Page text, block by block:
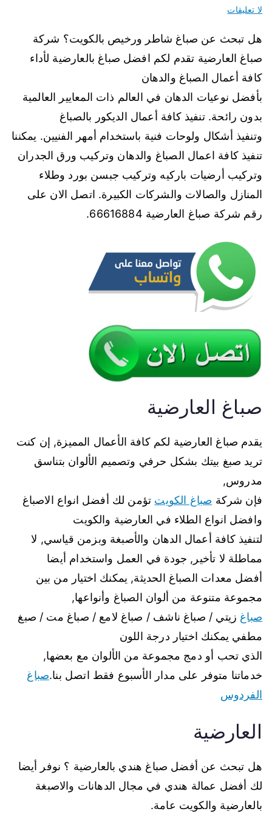
لا تعليقات
هل تبحث عن صباغ شاطر ورخيص بالكويت؟ شركة
صباغ العارضية تقدم لكم افضل صباغ بالعارضية لأداء
كافة أعمال الصباغ والدهان
بأفضل نوعيات الدهان في العالم ذات المعايير العالمية
بدون رائحة. تنفيذ كافة أعمال الديكور بالصباغ
وتنفيذ أشكال ولوحات فنية باستخدام أمهر الفنيين. يمكننا
تنفيذ كافة اعمال الصباغ والدهان وتركيب ورق الجدران
وتركيب أرضيات باركيه وتركيب جبسن بورد وطلاء
المنازل والصالات والشركات الكبيرة. اتصل الان على
رقم شركة صباغ العارضية 66616884.
صباغ العارضية
يقدم صباغ العارضية لكم كافة الأعمال المميزة, إن كنت
تريد صبغ بيتك بشكل حرفي وتصميم الألوان بتناسق
مدروس,
فإن شركة صباغ الكويت تؤمن لك أفضل انواع الاصباغ
وافضل انواع الطلاء في العارضية والكويت
لتنفيذ كافة أعمال الدهان والأصبغة وبزمن قياسي, لا
مماطلة لا تأخير, جودة في العمل واستخدام أيضا
أفضل معدات الصباغ الحديثة, يمكنك اختيار من بين
مجموعة متنوعة من ألوان الصباغ وأنواعها,
صباغ زيتي / صباغ ناشف / صباغ لامع / صباغ مت / صبغ
مطفي يمكنك اختيار درجة اللون
الذي تحب أو دمج مجموعة من الألوان مع بعضها,
خدماتنا متوفر على مدار الأسبوع فقط اتصل بنا.صباغ
الفردوس
العارضية
هل تبحث عن أفضل صباغ هندي بالعارضية ؟ نوفر أيضا
لك أفضل عمالة هندي في مجال الدهانات والاصبغة
بالعارضية والكويت عامة.